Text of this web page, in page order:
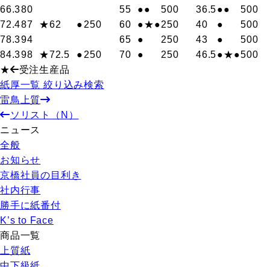
66.380 55 ●● 500 36.5●●
500
72.487 ★62 ● 250 60 ●★●250 40 ●
500
78.394 65 ● 250 43 ●
500
84.398 ★72.5 ● 250 70 ● 250 46.5●★●500
★
受注生産品
紙厚一覧 絞り込み検索
雷鳥上質
ソリスト（N）
ニュース
全般
お知らせ
京橋社員の目利き
社内行事
勝手に紙番付
K’s to Face
商品一覧
上質紙